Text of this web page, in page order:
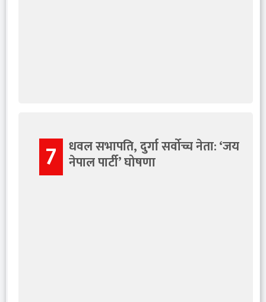
7 धवल सभापति, दुर्गा सर्वोच्च नेता: ‘जय
नेपाल पार्टी’ घोषणा